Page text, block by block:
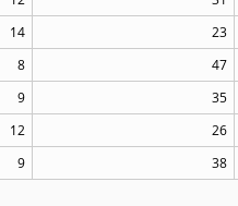
14 23
8 47
9 35
12 26
9 38